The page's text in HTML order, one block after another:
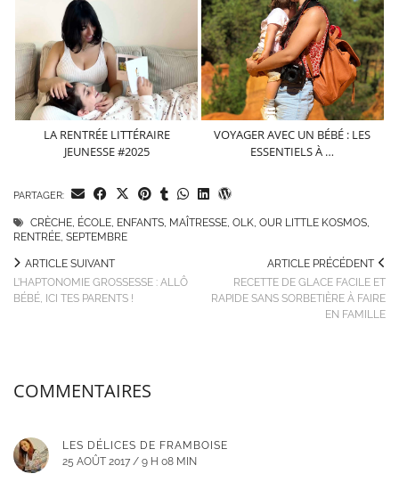
LA RENTRÉE LITTÉRAIRE
JEUNESSE #2025
VOYAGER AVEC UN BÉBÉ : LES
ESSENTIELS À …
PARTAGER:
CRÈCHE, ÉCOLE, ENFANTS, MAÎTRESSE, OLK, OUR LITTLE KOSMOS,
RENTRÉE, SEPTEMBRE
ARTICLE PRÉCÉDENT
RECETTE DE GLACE FACILE ET
RAPIDE SANS SORBETIÈRE À FAIRE
EN FAMILLE
ARTICLE SUIVANT
L’HAPTONOMIE GROSSESSE : ALLÔ
BÉBÉ, ICI TES PARENTS !
COMMENTAIRES
LES DÉLICES DE FRAMBOISE
25 AOÛT 2017 / 9 H 08 MIN